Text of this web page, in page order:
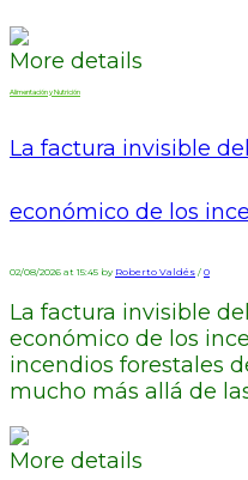
More details
Alimentación y Nutrición
La factura invisible
económico de los
02/08/2026 at 15:45 by Roberto Valdés / 0
La factura invisible
económico de los
incendios forestales
mucho más allá de
More details